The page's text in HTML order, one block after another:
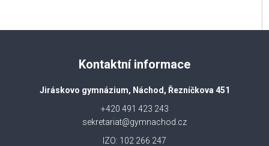
Kontaktní informace
Jiráskovo gymnázium, Náchod, Řezníčkova 451
+420 491 423 243
sekretariat@gymnachod.cz
IZO: 102 266 247